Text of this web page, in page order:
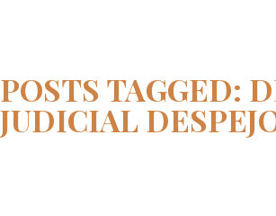
POSTS TAGGED:
JUDICIAL